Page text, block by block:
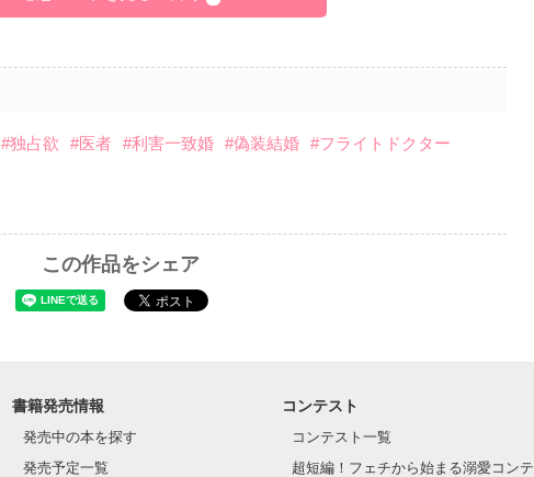
#独占欲 #医者 #利害一致婚 #偽装結婚
#フライトドクター
この作品をシェア
書籍発売情報
発売中の本を探す
発売予定一覧
コンテスト
コンテスト一覧
超短編！フェチから始まる溺愛コンテ